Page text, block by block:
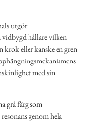
utgör
vidbygd hållare vilken
krok eller kanske en gren
med sin
grå färg som
genom hela